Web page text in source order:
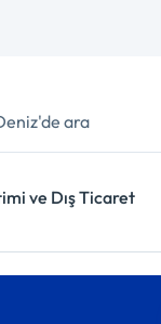
ve Dış Ticaret